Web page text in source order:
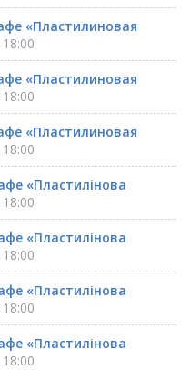
«Пластилиновая
«Пластилиновая
«Пластилиновая
«Пластилінова
«Пластилінова
«Пластилінова
«Пластилінова